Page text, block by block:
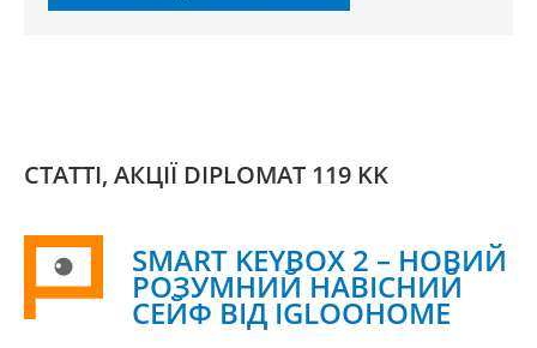
СТАТТІ, АКЦІЇ DIPLOMAT 119 KK
SMART KEYBOX 2 – НОВИЙ
РОЗУМНИЙ НАВІСНИЙ
СЕЙФ ВІД IGLOOHOME